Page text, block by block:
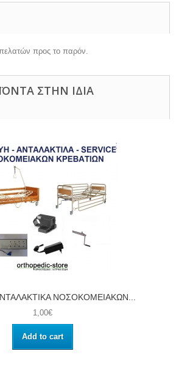
προς το παρόν.
ΣΤΗΝ ΊΔΙΑ
ΝΟΣΟΚΟΜΕΙΑΚΩΝ...
1,00€
Add to cart